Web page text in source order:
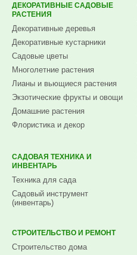
ДЕКОРАТИВНЫЕ САДОВЫЕ
РАСТЕНИЯ
Декоративные деревья
Декоративные кустарники
Садовые цветы
Многолетние растения
Лианы и вьющиеся растения
Экзотические фрукты и овощи
Домашние растения
Флористика и декор
САДОВАЯ ТЕХНИКА И
ИНВЕНТАРЬ
Техника для сада
Садовый инструмент
(инвентарь)
СТРОИТЕЛЬСТВО И РЕМОНТ
Строительство дома